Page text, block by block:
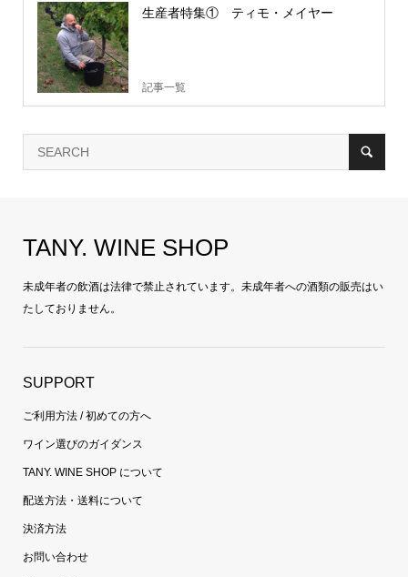
生産者特集① ティモ・メイヤー
記事一覧
TANY. WINE SHOP
未成年者の飲酒は法律で禁止されています。未成年者への酒類の販売はい
たしておりません。
SUPPORT
ご利用方法 / 初めての方へ
ワイン選びのガイダンス
TANY. WINE SHOP について
配送方法・送料について
決済方法
お問い合わせ